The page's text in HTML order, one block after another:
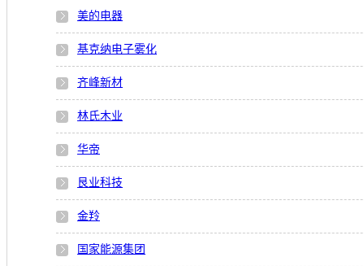
美的电器
基克纳电子雾化
齐峰新材
林氏木业
华帝
艮业科技
金羚
国家能源集团